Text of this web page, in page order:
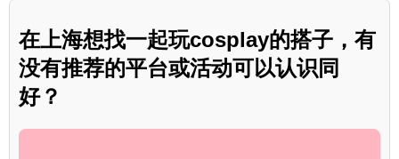
在上海想找一起玩cosplay的搭子，有
没有推荐的平台或活动可以认识同
好？